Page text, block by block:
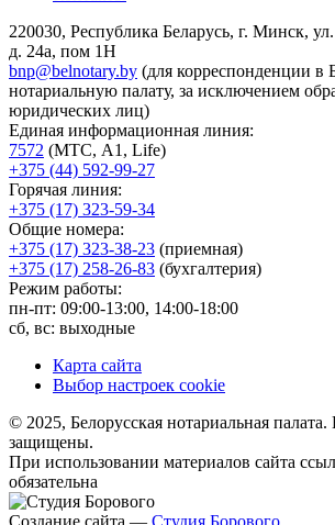
220030, Республика Беларусь, г. Минск,
д. 24а, пом 1Н
bnp@belnotary.by (для корреспонденции в
нотариальную палату, за исключением
юридических лиц)
Единая информационная линия:
7572 (МТС, A1, Life)
+375 (44) 592-99-27
Горячая линия:
+375 (17) 323-59-34
Общие номера:
+375 (17) 323-38-23 (приемная)
+375 (17) 258-26-83 (бухгалтерия)
Режим работы:
пн-пт: 09:00-13:00, 14:00-18:00
сб, вс: выходные
Карта сайта
Выбор настроек cookie
© 2025, Белорусская нотариальная палата.
защищены.
При использовании материалов сайта
обязательна